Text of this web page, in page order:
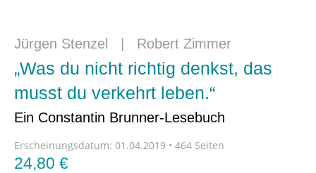
Jürgen Stenzel Robert Zimmer
„Was du nicht richtig denkst, das
musst du verkehrt leben.“
Ein Constantin Brunner-Lesebuch
Erscheinungsdatum: 01.04.2019 • 464 Seiten
24,80 €